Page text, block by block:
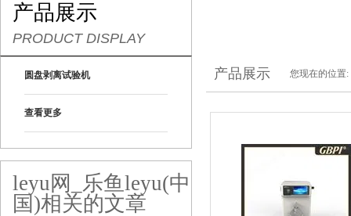
产品展示
PRODUCT DISPLAY
圆盘剥离试验机
查看更多
leyu网_乐鱼leyu(中
国)相关的文章
产品展示 您现在的位置: